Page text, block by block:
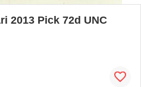
2013 Pick 72d UNC